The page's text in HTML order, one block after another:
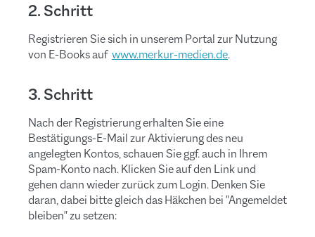
2. Schritt
Registrieren Sie sich in unserem Portal zur Nutzung
von E-Books auf www.merkur-medien.de.
3. Schritt
Nach der Registrierung erhalten Sie eine
Bestätigungs-E-Mail zur Aktivierung des neu
angelegten Kontos, schauen Sie ggf. auch in Ihrem
Spam-Konto nach. Klicken Sie auf den Link und
gehen dann wieder zurück zum Login. Denken Sie
daran, dabei bitte gleich das Häkchen bei "Angemeldet
bleiben" zu setzen: